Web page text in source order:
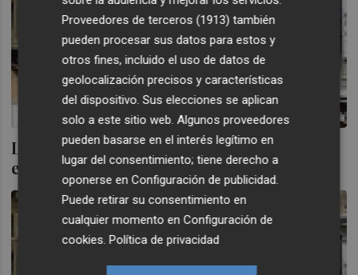
La bolsa arranca el año negociando en
enero un 3% menos de bolsa
Proveedores de terceros (1913) también
pueden procesar sus datos para estos y
otros fines, incluido el uso de datos de
geolocalización precisos y características
del dispositivo. Sus elecciones se aplican
solo a este sitio web. Algunos proveedores
pueden basarse en el interés legítimo en
lugar del consentimiento; tiene derecho a
oponerse enConfiguración de publicidad.
Puede retirar su consentimiento en
cualquier momento enConfiguración de
cookies.Política de privacidad